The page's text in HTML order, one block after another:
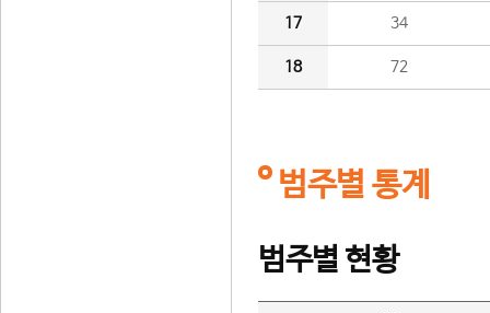
17 34
18 72
범주별 통계
범주별 현황